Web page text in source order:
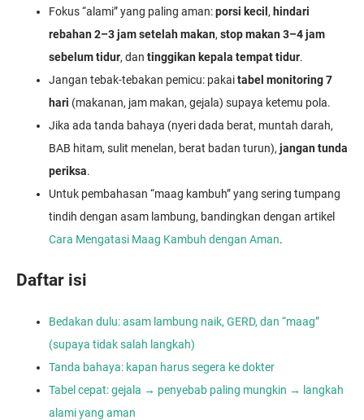
Fokus “alami” yang paling aman:porsi kecil , hindari
rebahan 2–3 jam setelah makan, stop makan 3–4 jam
sebelum tidur, dan tinggikan kepala tempat tidur.
Jangan tebak-tebakan pemicu: pakaitabel monitoring 7
hari (makanan, jam makan, gejala) supaya ketemu pola.
Jika ada tanda bahaya (nyeri dada berat, muntah darah,
BAB hitam, sulit menelan, berat badan turun), jangan tunda
periksa.
Untuk pembahasan “maag kambuh” yang sering tumpang
tindih dengan asam lambung, bandingkan dengan artikel
Cara Mengatasi Maag Kambuh dengan Aman.
Daftar isi
Bedakan dulu: asam lambung naik, GERD, dan “maag”
(supaya tidak salah langkah)
Tanda bahaya: kapan harus segera ke dokter
Tabel cepat: gejala → penyebab paling mungkin → langkah
alami yang aman